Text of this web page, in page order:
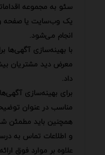
سئو به مجموعه
یک وب‌سایت یا صفحه
انجام می‌شود.
با بهینه‌سازی آگهی‌ها
معرض دید مشتریان
داد.
برای بهینه‌سازی
مناسب در عنوان
همچنین باید مطمئن
و اطلاعات تماس به
علاوه بر موارد فوق